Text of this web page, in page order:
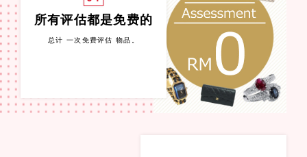
所有评估都是免费的
总计 一次免费评估 物品。